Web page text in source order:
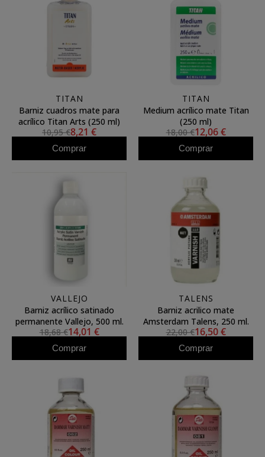
TITAN
Barniz cuadros mate para
acrílico Titan Arts (250 ml)
10,95 €8,21 €
Comprar
TITAN
Medium acrílico mate Titan
(250 ml)
18,00 €12,06 €
Comprar
VALLEJO
Barniz acrílico satinado
permanente Vallejo, 500 ml.
18,68 €14,01 €
Comprar
TALENS
Barniz acrilico mate
Amsterdam Talens, 250 ml.
22,00 €16,50 €
Comprar